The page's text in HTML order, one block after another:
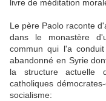
livre de méditation
Le père Paolo raconte
dans le monastère
commun qui l'a
abandonné en Syrie
la structure actuelle
catholiques
socialisme: